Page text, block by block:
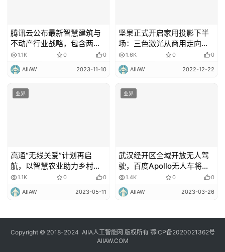
腾讯云公布最新智慧建筑与
不动产行业战略，包含两大
核心产品五大核心方案
1.1K 0 0
AIIAW 2023-11-10
坚果正式开启家用投影下半
场：三色激光从商用走向民
用，云台玩法解决行业痛点
1.6K 0 0
AIIAW 2022-12-22
业界
高通“无线关爱”计划再启
航，以智慧农业助力乡村高
质量发展
1.1K 0 0
AIIAW 2023-05-11
业界
武汉经开区全域开放无人驾
驶，百度Apollo无人车将超
百辆
1.4K 0 0
AIIAW 2023-03-26
Copyright © 2018-2024 AIIA人工智能网 版权所有 鄂ICP备2020021362号
AIIAW.COM